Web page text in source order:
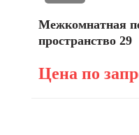
Межкомнатная
пространство 29
Цена по